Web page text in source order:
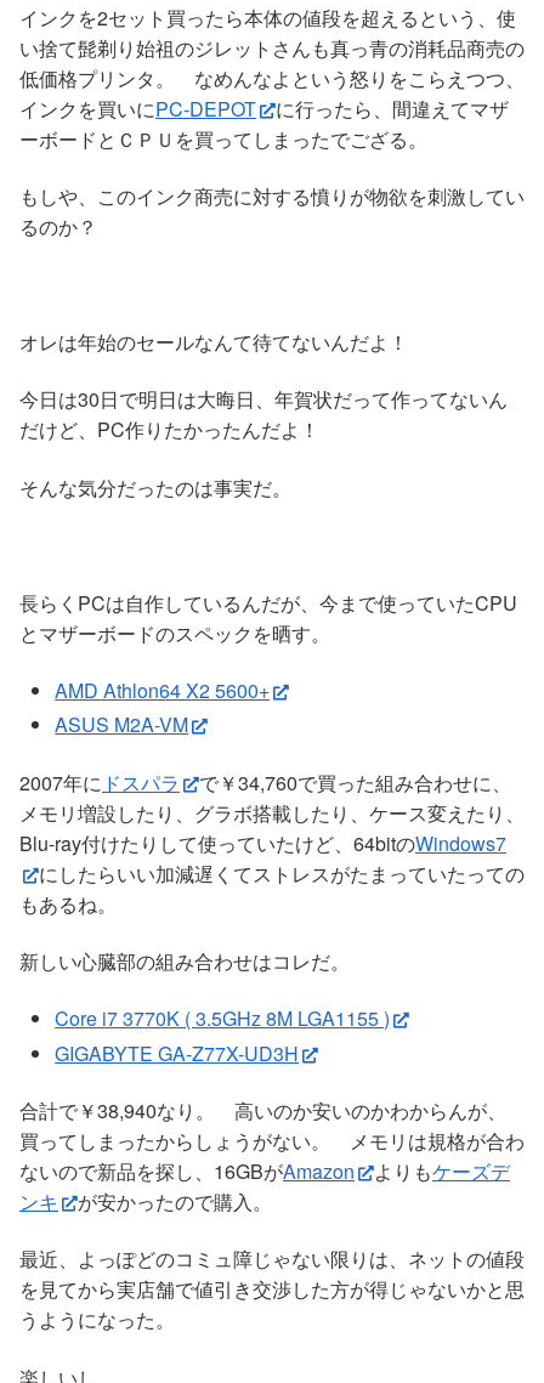
インクを2セット買ったら本体の値段を超えるという、使
い捨て髭剃り始祖のジレットさんも真っ青の消耗品商売の
低価格プリンタ。 なめんなよという怒りをこらえつつ、
インクを買いにPC-DEPOT
に行ったら、間違えてマザ
ーボードとＣＰＵを買ってしまったでござる。
もしや、このインク商売に対する憤りが物欲を刺激してい
るのか？
オレは年始のセールなんて待てないんだよ！
今日は30日で明日は大晦日、年賀状だって作ってないん
だけど、PC作りたかったんだよ！
そんな気分だったのは事実だ。
長らくPCは自作しているんだが、今まで使っていたCPU
とマザーボードのスペックを晒す。
AMD Athlon64 X2 5600+
ASUS M2A-VM
2007年に ドスパラ
で￥34,760で買った組み合わせに、
メモリ増設したり、グラボ搭載したり、ケース変えたり、
Blu-ray付けたりして使っていたけど、64bitのWindows7
にしたらいい加減遅くてストレスがたまっていたっての
もあるね。
新しい心臓部の組み合わせはコレだ。
Core i7 3770K ( 3.5GHz 8M LGA1155 )
GIGABYTE GA-Z77X-UD3H
合計で￥38,940なり。 高いのか安いのかわからんが、
買ってしまったからしょうがない。 メモリは規格が合わ
ないので新品を探し、16GBがAmazon よりもケーズデ
ンキ
が安かったので購入。
最近、よっぽどのコミュ障じゃない限りは、ネットの値段
を見てから実店舗で値引き交渉した方が得じゃないかと思
うようになった。
楽しいし。